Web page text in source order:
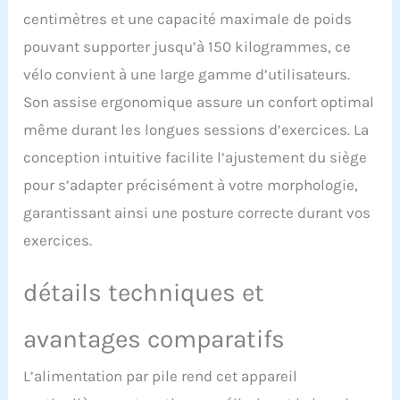
assure un mouvement
sûr et fluide. Il n'y aura
pendant l'exercice et cela
ne dérangera pas les
SIÈGE CONFORTABLE】 La
conception robuste du
cadre en X et les tubes en
acier épais confèrent au
vélo d'appartement
hauteur du siège est
réglable, adaptée aux
personnes de différentes
tailles et poids. Le siège
aident à soutenir votre
centimètres et une capacité maximale de poids
pouvant supporter jusqu’à 150 kilogrammes, ce
vélo convient à une large gamme d’utilisateurs.
Son assise ergonomique assure un confort optimal
même durant les longues sessions d’exercices. La
conception intuitive facilite l’ajustement du siège
pour s’adapter précisément à votre morphologie,
garantissant ainsi une posture correcte durant vos
exercices.
détails techniques et
avantages comparatifs
L’alimentation par pile rend cet appareil